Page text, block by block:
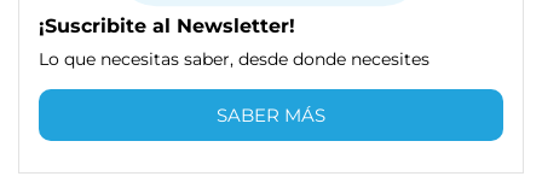
¡Suscribite al Newsletter!
Lo que necesitas saber, desde donde necesites
SABER MÁS